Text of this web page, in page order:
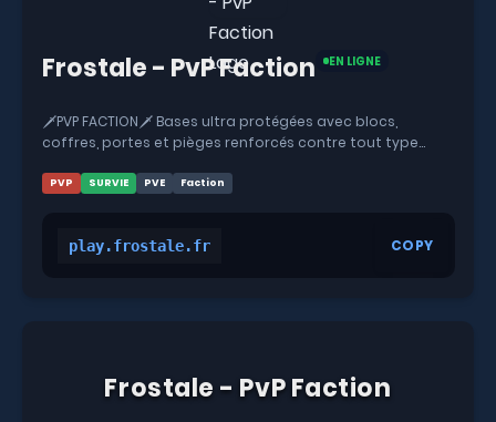
Frostale - PvP Faction EN LIGNE
🗡️PVP FACTION🗡️ Bases ultra protégées avec blocs,
coffres, portes et pièges renforcés contre tout type
PVP SURVIE PVE Faction
play.frostale.fr COPY
Frostale - PvP Faction